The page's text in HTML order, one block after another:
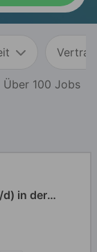
Über 100 Jobs
in der